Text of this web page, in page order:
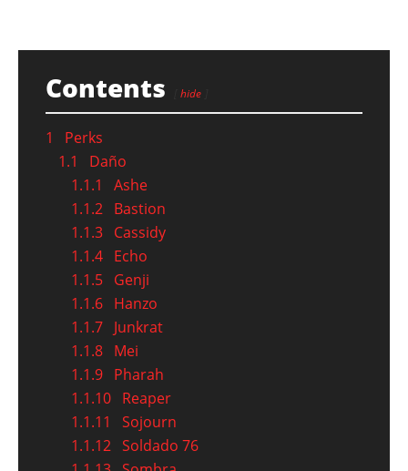
Contents hide
1
Perks
1.1
Daño
1.1.1
Ashe
1.1.2 Bastion
1.1.3 Cassidy
1.1.4 Echo
1.1.5 Genji
1.1.6 Hanzo
1.1.7 Junkrat
1.1.8 Mei
1.1.9 Pharah
1.1.10 Reaper
1.1.11
Sojourn
1.1.12 Soldado 76